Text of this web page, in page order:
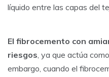
líquido entre las capas del
El fibrocemento con
riesgos, ya que actúa
embargo, cuando el